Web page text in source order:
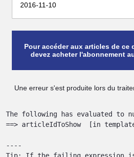
2016-11-10
Pour accéder aux articles de ce
devez acheter l'abonnement
Une erreur s'est produite lors du
The following has evaluated to
==> articleIdToShow  [in
----